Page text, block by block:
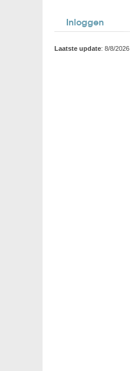
Inloggen
Laatste update: 8/8/2026